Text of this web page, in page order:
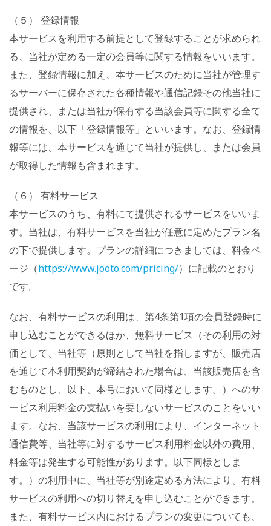
（５） 登録情報
本サービスを利用する前提として登録することが求められ
る、当社が定める一定の会員等に関する情報をいいます。
また、登録情報に加え、本サービスのために当社が管理す
るサーバーに保存された各種情報や通信記録その他当社に
提供され、または当社が保有する当該会員等に関する全て
の情報を、以下「登録情報等」といいます。なお、登録情
報等には、本サービスを通じて当社が提供し、または会員
が取得した情報も含まれます。
（６） 有料サービス
本サービスのうち、有料にて提供されるサービスをいいま
す。当社は、有料サービスを当社が任意に定めたプラン名
の下で提供します。プランの詳細につきましては、料金ペ
ージ（https://www.jooto.com/pricing/）に記載のとおり
です。
なお、有料サービスの利用は、第4条第1項の会員登録時に
申し込むことができるほか、無料サービス（その利用の対
価として、当社等（原則として当社を指しますが、販売店
を通じて本利用契約が締結された場合は、当該販売店を含
むものとし、以下、本号において同様とします。）へのサ
ービス利用料金の支払いを要しないサービスのことをいい
ます。なお、当該サービスの利用により、インターネット
通信費等、当社等に対するサービス利用料金以外の費用、
料金等は発生する可能性があります。以下同様としま
す。）の利用中に、当社等が別途定める方法により、有料
サービスの利用への切り替えを申し込むことができます。
また、有料サービス内におけるプランの変更についても、